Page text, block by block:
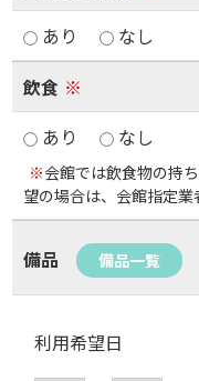
あり
なし
飲食 ※
あり
なし
※会館では飲食物の持
望の場合は、会館指定業
備品 備品一覧
利用希望日